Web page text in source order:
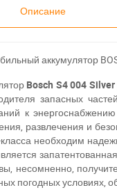
Описание
аккумулятор
Bosch S4 004 Silver
запасных
к
развлечения и
необходим
вы, несомненно,
погодных условиях,